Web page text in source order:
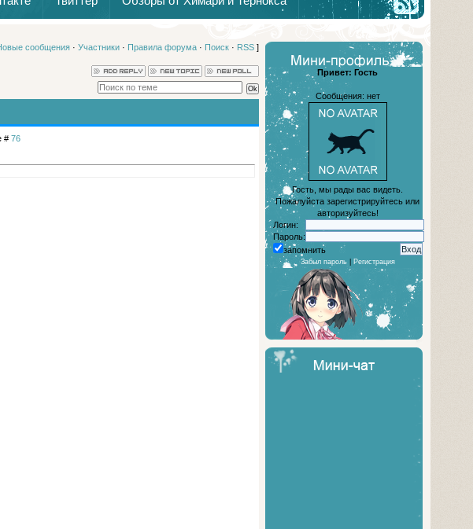
сообщения· Участники· Правила форума· Поиск· RSS]
# 76
Привет: Гость
Сообщения: нет
Гость, мы рады вас видеть.
Пожалуйста зарегистрируйтесь или
авторизуйтесь!
Логин:
Пароль:
запомнить
Забыл пароль| Регистрация